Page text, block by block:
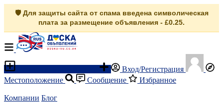
🛡️ Для защиты сайта от спама введена символическая
плата за размещение объявления - £0.25.
Вход/Регистрация
Местоположение
Сообщение Избранное
Компании Блог